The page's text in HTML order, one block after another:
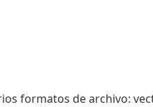
formatos de archivo: